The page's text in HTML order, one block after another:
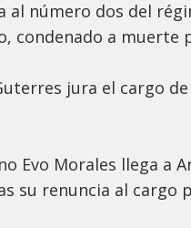
al número dos del
condenado a muerte
jura el cargo
Evo Morales llega a
su renuncia al cargo